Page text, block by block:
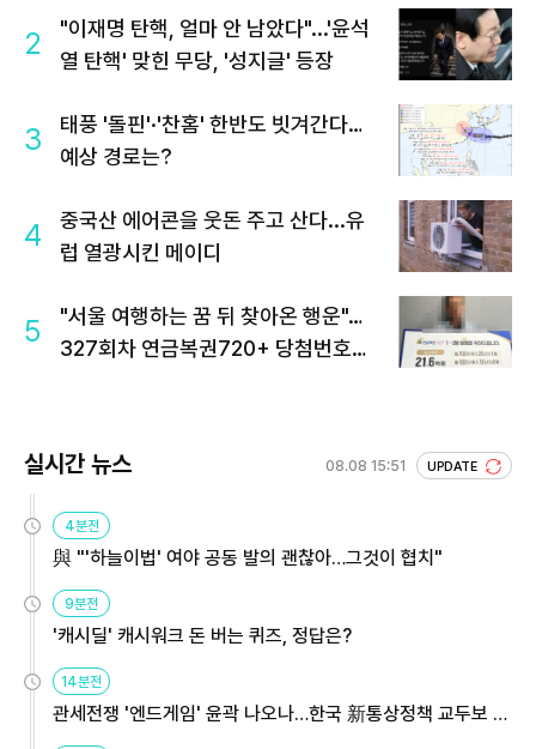
2
"이재명 탄핵, 얼마 안 남았다"...'윤석
열 탄핵' 맞힌 무당, '성지글' 등장
3
태풍 '돌핀'·'찬홈' 한반도 빗겨간다…
예상 경로는?
4
중국산 에어콘을 웃돈 주고 산다...유
럽 열광시킨 메이디
5
"서울 여행하는 꿈 뒤 찾아온 행운"…
327회차 연금복권720+ 당첨번호조
실시간 뉴스 08.08 15:51 UPDATE
4분전
與 "'하늘이법' 여야 공동 발의 괜찮아…그것이 협치"
9분전
'캐시딜' 캐시워크 돈 버는 퀴즈, 정답은?
14분전
관세전쟁 '엔드게임' 윤곽 나오나…한국 新통상정책 교두보 활